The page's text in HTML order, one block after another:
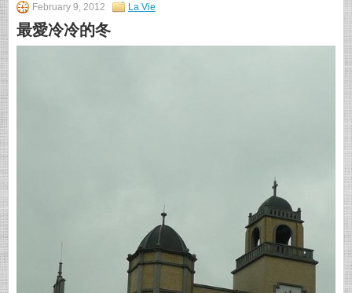
February 9, 2012 La Vie
最愛冷冷的冬